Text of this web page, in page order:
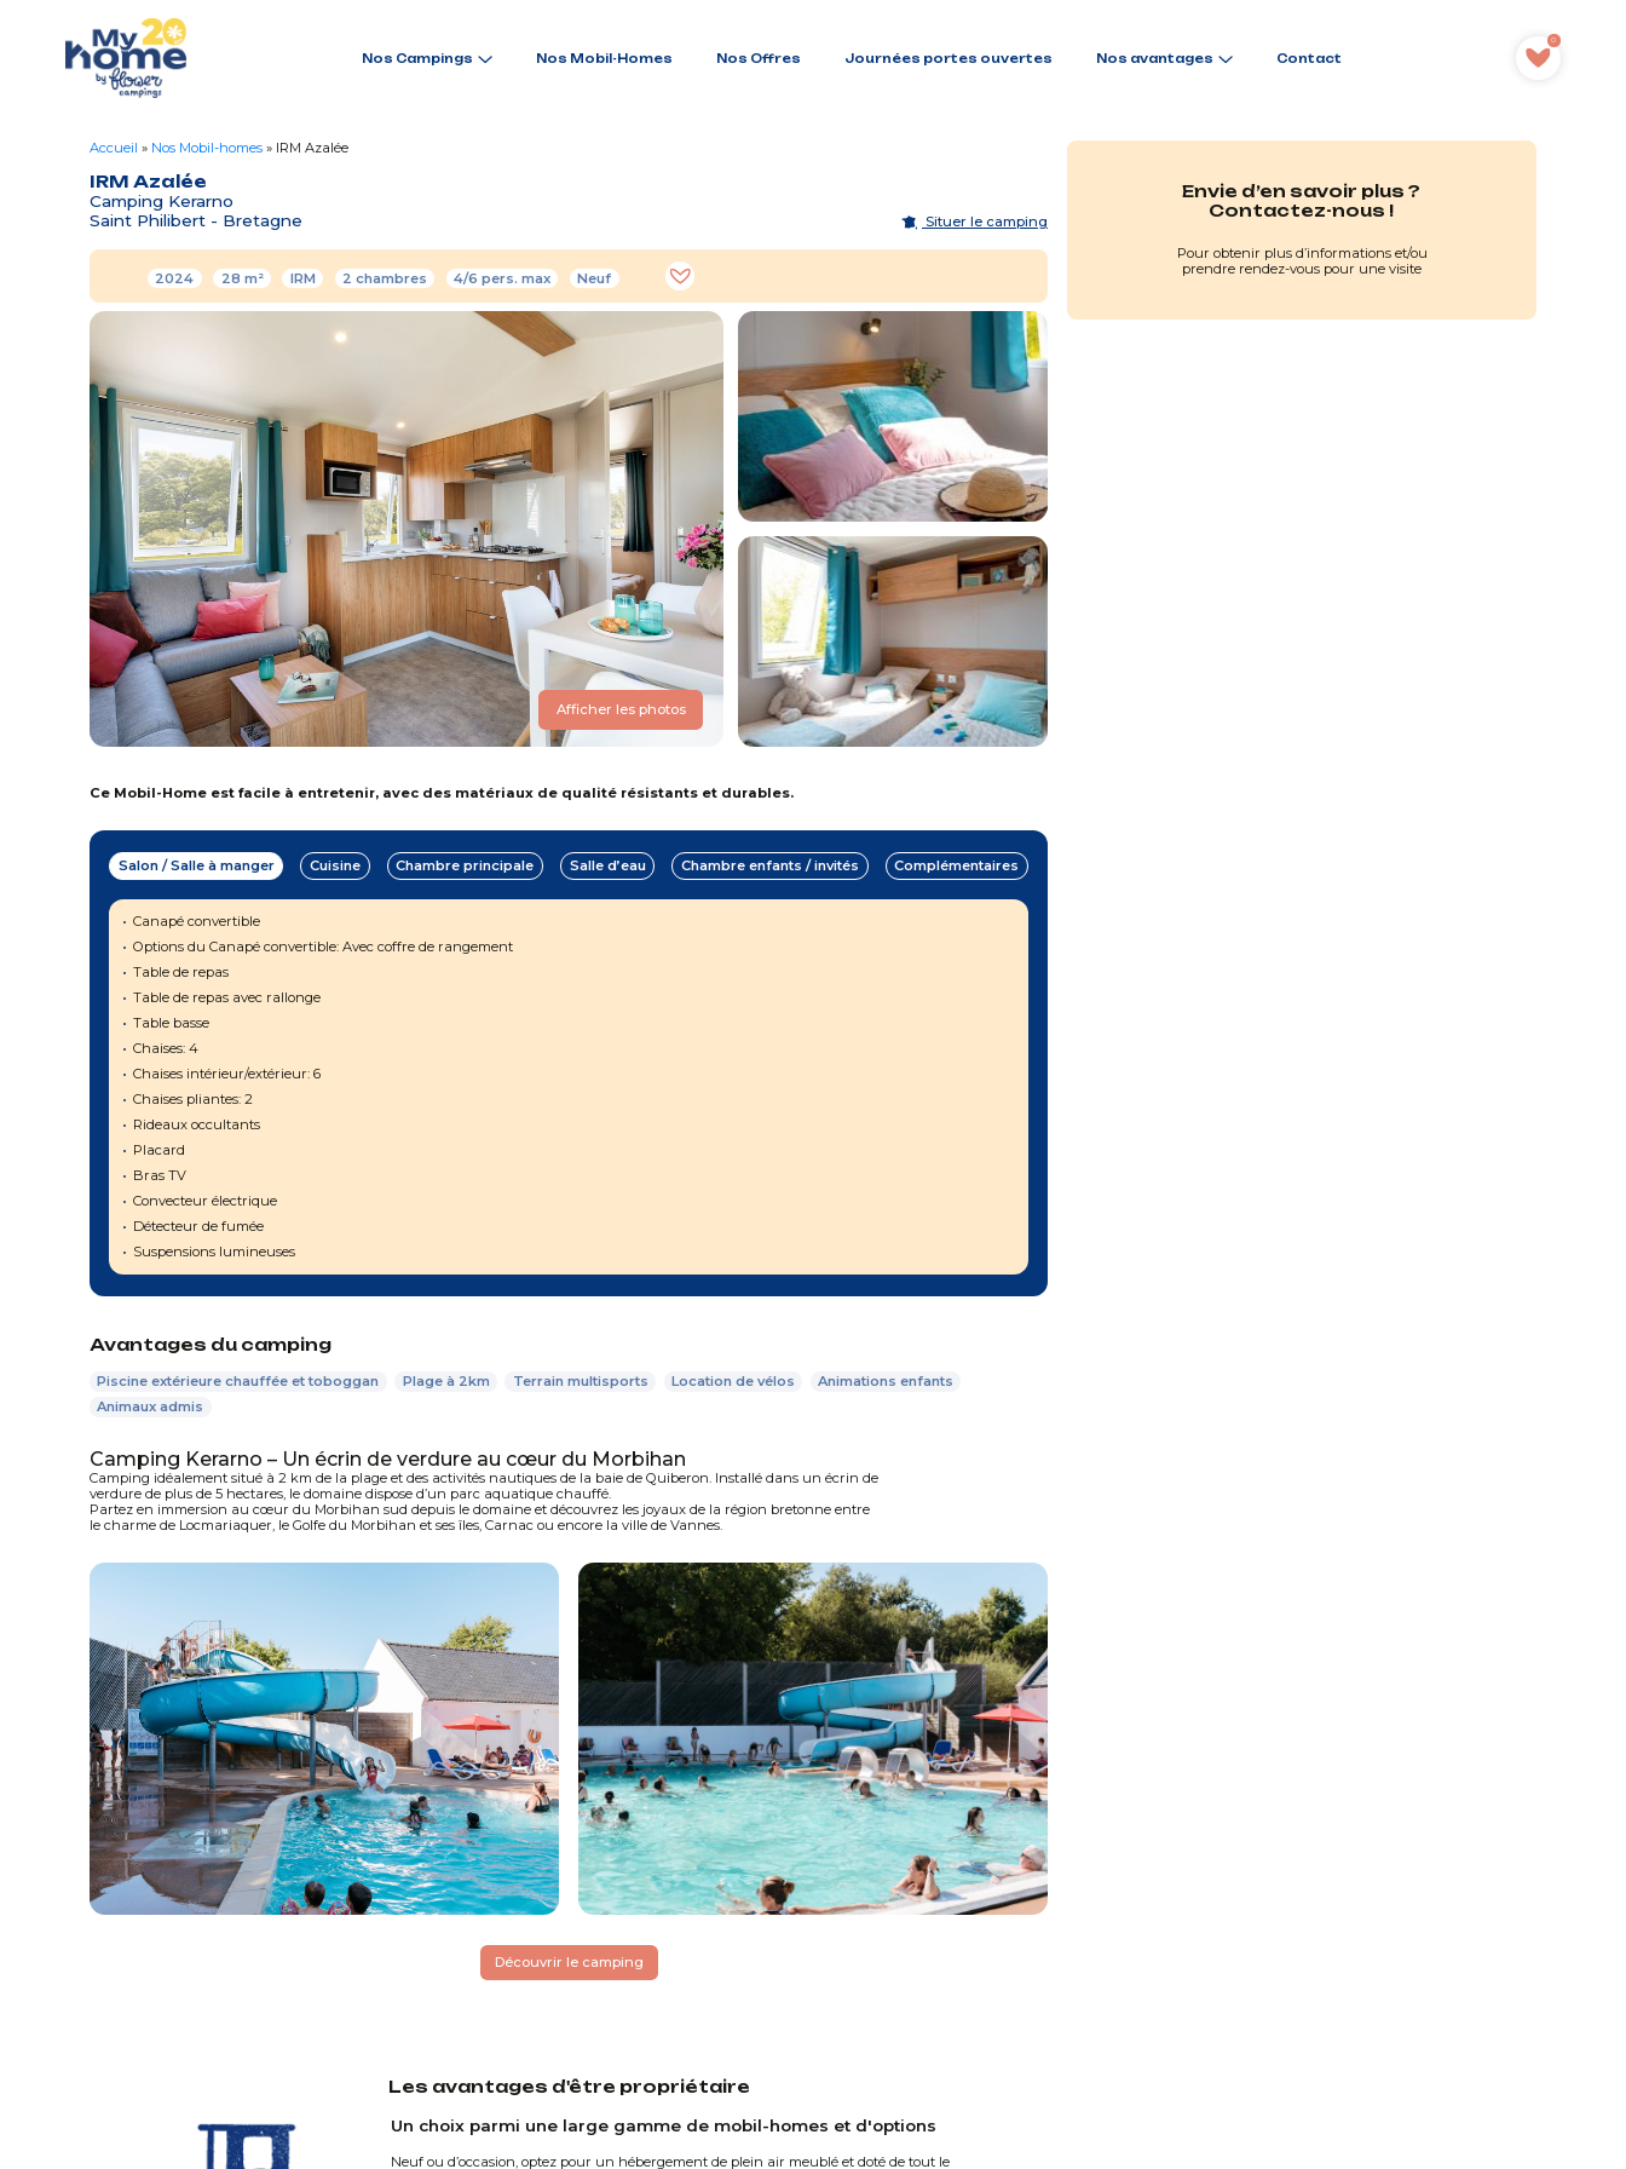
Nos Campings Nos Mobil-Homes Nos Offres Journées portes ouvertes Nos avantages Contact
0
Accueil » Nos Mobil-homes » IRM Azalée
IRM Azalée
Camping Kerarno
Saint Philibert - Bretagne
Situer le camping
2024 28 m² IRM 2 chambres 4/6 pers. max Neuf
Afficher les photos
Ce Mobil-Home est facile à entretenir, avec des matériaux de qualité résistants et durables.
Salon / Salle à manger Cuisine Chambre principale Salle d’eau Chambre enfants / invités Complémentaires
Canapé convertible
Options du Canapé convertible: Avec coffre de rangement
Table de repas
Table de repas avec rallonge
Table basse
Chaises: 4
Chaises intérieur/extérieur: 6
Chaises pliantes: 2
Rideaux occultants
Placard
Bras TV
Convecteur électrique
Détecteur de fumée
Suspensions lumineuses
Avantages du camping
Piscine extérieure chauffée et toboggan Plage à 2km Terrain multisports Location de vélos
Animations enfants
Animaux admis
Camping Kerarno – Un écrin de verdure au cœur du Morbihan
Camping idéalement situé à 2 km de la plage et des activités nautiques de la baie de Quiberon. Installé dans un écrin de
verdure de plus de 5 hectares, le domaine dispose d’un parc aquatique chauffé.
Partez en immersion au cœur du Morbihan sud depuis le domaine et découvrez les joyaux de la région bretonne entre
le charme de Locmariaquer, le Golfe du Morbihan et ses îles, Carnac ou encore la ville de Vannes.
Découvrir le camping
Les avantages d'être propriétaire
Un choix parmi une large gamme de mobil-homes et d'options
Neuf ou d’occasion, optez pour un hébergement de plein air meublé et doté de tout le
Envie d’en savoir plus ?
Contactez-nous !
Pour obtenir plus d’informations et/ou
prendre rendez-vous pour une visite